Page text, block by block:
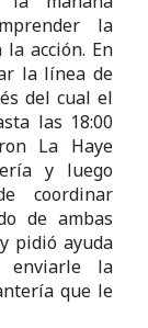
la
acción. En
la línea de
del cual el
las 18:00
La Haye
y luego
coordinar
de ambas
pidió ayuda
enviarle la
que le